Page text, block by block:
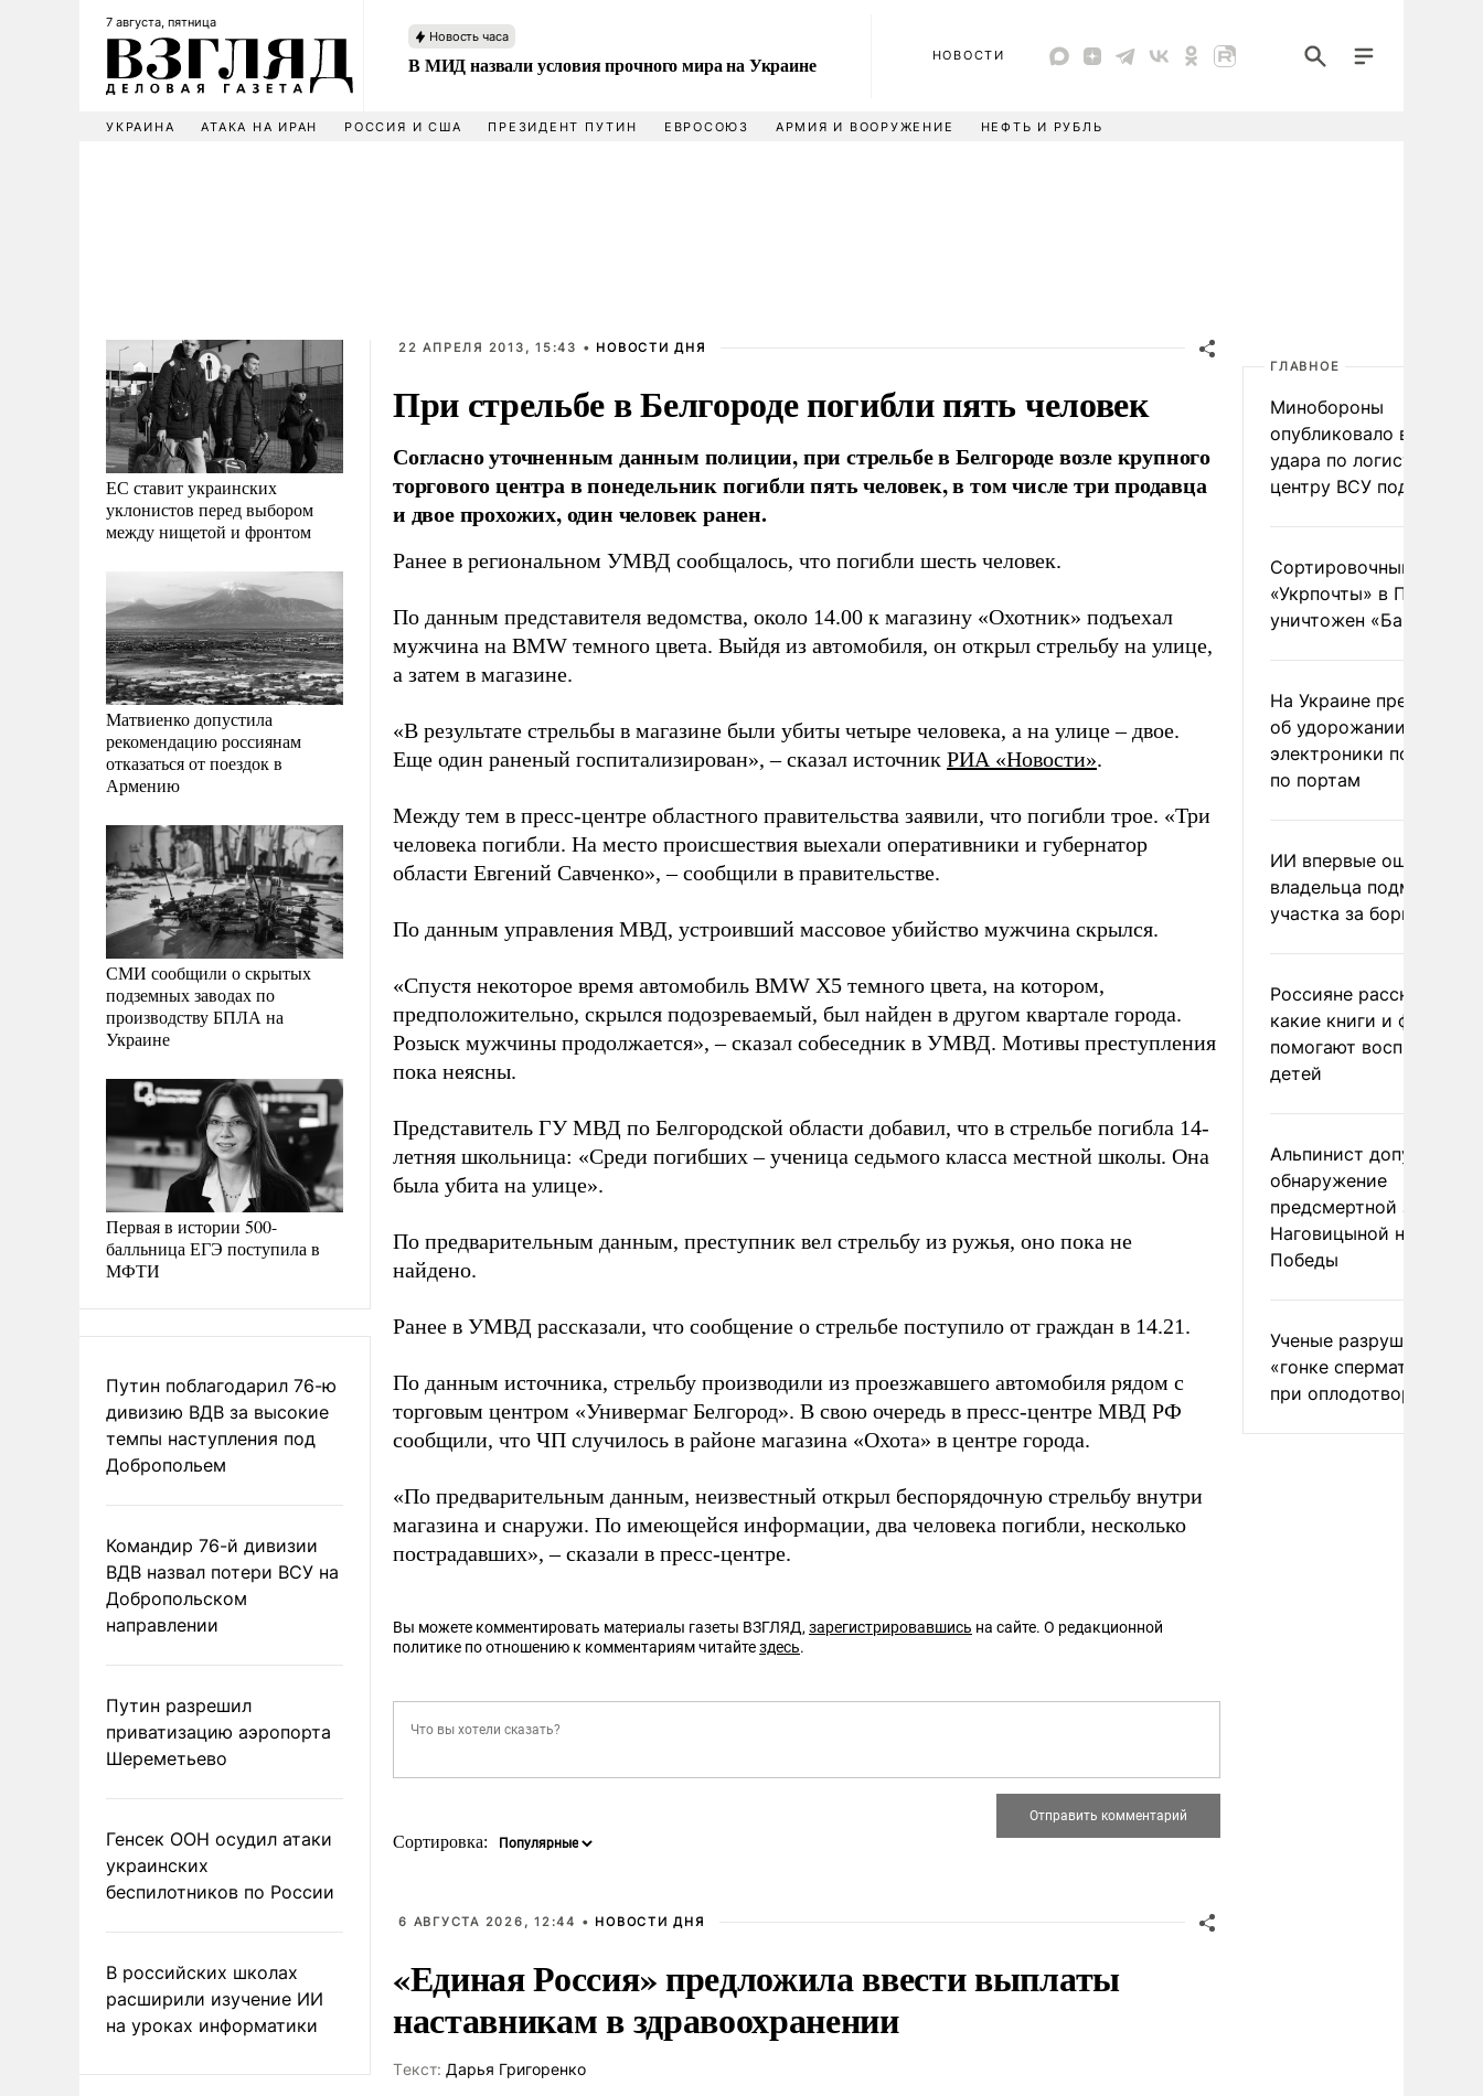
7 августа, пятница
Новость часа
В МИД назвали условия прочного мира на Украине НОВОСТИ
УКРАИНА АТАКА НА ИРАН РОССИЯ И США ПРЕЗИДЕНТ ПУТИН ЕВРОСОЮЗ АРМИЯ И ВООРУЖЕНИЕ НЕФТЬ И РУБЛЬ
ЕС ставит украинских
уклонистов перед выбором
между нищетой и фронтом
Матвиенко допустила
рекомендацию россиянам
отказаться от поездок в
Армению
СМИ сообщили о скрытых
подземных заводах по
производству БПЛА на
Украине
Первая в истории 500-
балльница ЕГЭ поступила в
МФТИ
Путин поблагодарил 76-ю
дивизию ВДВ за высокие
темпы наступления под
Добропольем
Командир 76-й дивизии
ВДВ назвал потери ВСУ на
Добропольском
направлении
Путин разрешил
приватизацию аэропорта
Шереметьево
Генсек ООН осудил атаки
украинских
беспилотников по России
В российских школах
расширили изучение ИИ
на уроках информатики
22 АПРЕЛЯ 2013, 15:43 • НОВОСТИ ДНЯ
При стрельбе в Белгороде погибли пять человек
Согласно уточненным данным полиции, при стрельбе в Белгороде возле крупного
торгового центра в понедельник погибли пять человек, в том числе три продавца
и двое прохожих, один человек ранен.
Ранее в региональном УМВД сообщалось, что погибли шесть человек.
По данным представителя ведомства, около 14.00 к магазину «Охотник» подъехал
мужчина на BMW темного цвета. Выйдя из автомобиля, он открыл стрельбу на улице,
а затем в магазине.
«В результате стрельбы в магазине были убиты четыре человека, а на улице – двое.
Еще один раненый госпитализирован», – сказал источник РИА «Новости».
Между тем в пресс-центре областного правительства заявили, что погибли трое. «Три
человека погибли. На место происшествия выехали оперативники и губернатор
области Евгений Савченко», – сообщили в правительстве.
По данным управления МВД, устроивший массовое убийство мужчина скрылся.
«Спустя некоторое время автомобиль BMW X5 темного цвета, на котором,
предположительно, скрылся подозреваемый, был найден в другом квартале города.
Розыск мужчины продолжается», – сказал собеседник в УМВД. Мотивы преступления
пока неясны.
Представитель ГУ МВД по Белгородской области добавил, что в стрельбе погибла 14-
летняя школьница: «Среди погибших – ученица седьмого класса местной школы. Она
была убита на улице».
По предварительным данным, преступник вел стрельбу из ружья, оно пока не
найдено.
Ранее в УМВД рассказали, что сообщение о стрельбе поступило от граждан в 14.21.
По данным источника, стрельбу производили из проезжавшего автомобиля рядом с
торговым центром «Универмаг Белгород». В свою очередь в пресс-центре МВД РФ
сообщили, что ЧП случилось в районе магазина «Охота» в центре города.
«По предварительным данным, неизвестный открыл беспорядочную стрельбу внутри
магазина и снаружи. По имеющейся информации, два человека погибли, несколько
пострадавших», – сказали в пресс-центре.
Вы можете комментировать материалы газеты ВЗГЛЯД, зарегистрировавшись на сайте. О редакционной
политике по отношению к комментариям читайтездесь.
Сортировка:
6 АВГУСТА 2026, 12:44 • НОВОСТИ ДНЯ
«Единая Россия» предложила ввести выплаты
наставникам в здравоохранении
Tекст: Дарья Григоренко
ГЛАВНОЕ
Минобороны
опубликовало видео
удара по
центру ВСУ под Киевом
Сортировочный пункт
«Укрпочты» в
уничтожен
На Украине
об удорожании
электроники после
по портам
ИИ впервые
владельца
участка за борщевик
Россияне рассказали,
какие книги и фильмы
помогают воспитывать
детей
Альпинист допустил
обнаружение
предсмертной записки
Наговицыной на пике
Победы
Ученые разрушили миф
«гонке
при оплодотворении